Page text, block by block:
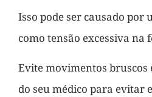
Isso pode ser causado por
como tensão excessiva na
Evite movimentos bruscos
do seu médico para evitar